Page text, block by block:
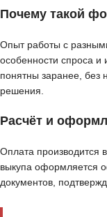
Почему такой
Опыт работы с
особенности спроса и
понятны заранее, без
решения.
Расчёт и
Оплата производится
выкупа оформляется
документов,